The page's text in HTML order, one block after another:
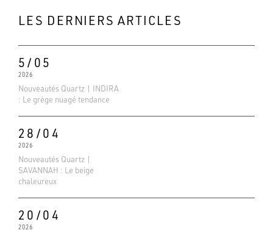
LES DERNIERS ARTICLES
5/05
2026
Nouveautés Quartz | INDIRA
: Le grège nuagé tendance
28/04
2026
Nouveautés Quartz |
SAVANNAH : Le beige
chaleureux
20/04
2026